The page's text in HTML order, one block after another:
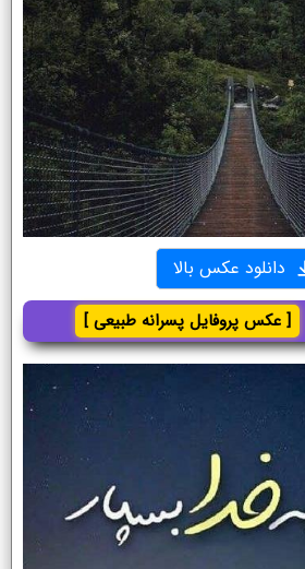
دانلود عکس بالا
[ عکس پروفایل پسرانه طبیعی ]